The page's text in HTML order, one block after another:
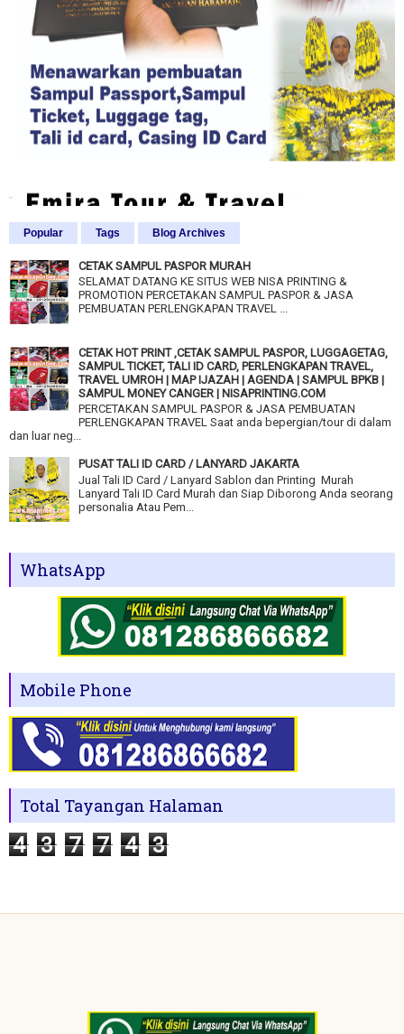
Popular Tags Blog Archives
CETAK SAMPUL PASPOR MURAH
SELAMAT DATANG KE SITUS WEB NISA PRINTING &
PROMOTION PERCETAKAN SAMPUL PASPOR & JASA
PEMBUATAN PERLENGKAPAN TRAVEL ...
CETAK HOT PRINT ,CETAK SAMPUL PASPOR, LUGGAGETAG,
SAMPUL TICKET, TALI ID CARD, PERLENGKAPAN TRAVEL,
TRAVEL UMROH | MAP IJAZAH | AGENDA | SAMPUL BPKB |
SAMPUL MONEY CANGER | NISAPRINTING.COM
PERCETAKAN SAMPUL PASPOR & JASA PEMBUATAN
PERLENGKAPAN TRAVEL Saat anda bepergian/tour di dalam
dan luar neg...
PUSAT TALI ID CARD / LANYARD JAKARTA
Jual Tali ID Card / Lanyard Sablon dan Printing Murah
Lanyard Tali ID Card Murah dan Siap Diborong Anda seorang
personalia Atau Pem...
WhatsApp
Mobile Phone
Total Tayangan Halaman
4 3 7 7 4 3